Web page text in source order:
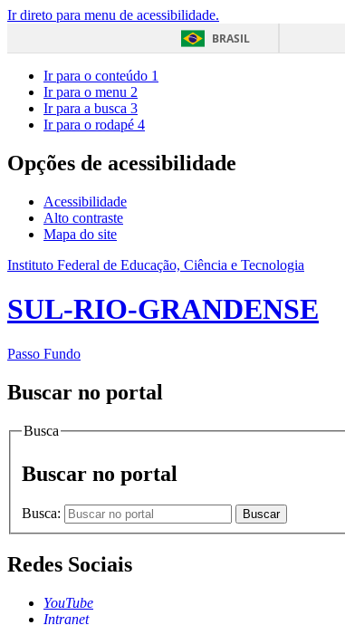
Ir direto para menu de acessibilidade.
BRASIL
Ir para o conteúdo 1
Ir para o menu 2
Ir para a busca 3
Ir para o rodapé 4
Opções de acessibilidade
Acessibilidade
Alto contraste
Mapa do site
Instituto Federal de Educação, Ciência e Tecnologia
SUL-RIO-GRANDENSE
Passo Fundo
Buscar no portal
Busca
Buscar no portal
Busca: Buscar
Redes Sociais
YouTube
Intranet